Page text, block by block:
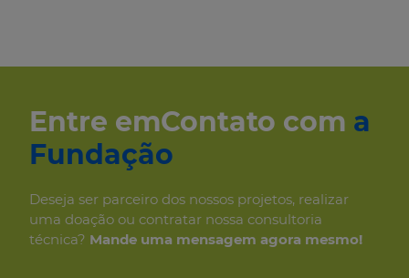
Entre emContato com a
Fundação
Deseja ser parceiro dos nossos projetos, realizar
uma doação ou contratar nossa consultoria
técnica? Mande uma mensagemagora mesmo!